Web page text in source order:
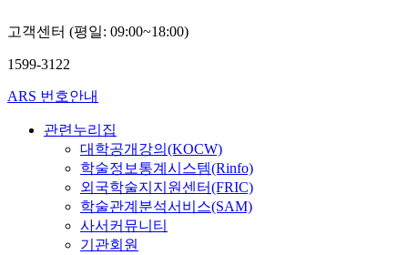
고객센터 (평일: 09:00~18:00)
1599-3122
ARS 번호안내
관련누리집
대학공개강의(KOCW)
학술정보통계시스템(Rinfo)
외국학술지지원센터(FRIC)
학술관계분석서비스(SAM)
사서커뮤니티
기관회원